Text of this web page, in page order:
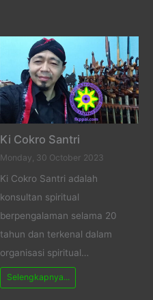
Ki Cokro Santri
Monday, 30 October 2023
Ki Cokro Santri adalah
konsultan spiritual
berpengalaman selama 20
tahun dan terkenal dalam
organisasi spiritual…
Selengkapnya...